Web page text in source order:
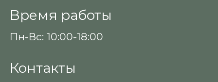
Время работы
Пн-Вс: 10:00-18:00
Контакты